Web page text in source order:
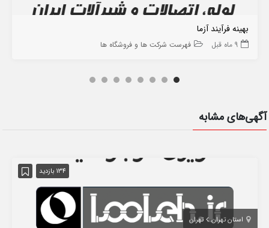
بهینه فرآیند آزما
9 ماه قبل فهرست شرکت ها و فروشگاه ها
آگهی‌های مشابه
134 بازدید
استان تهران تهران